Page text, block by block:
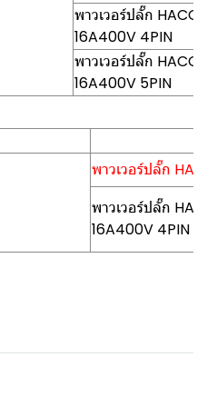
พาวเวอร์ปลั๊ก
16A400V 4PIN
พาวเวอร์ปลั๊ก
16A400V 5PIN
พาวเวอร์ปลั๊ก
พาวเวอร์ปลั๊ก
16A400V 4PIN